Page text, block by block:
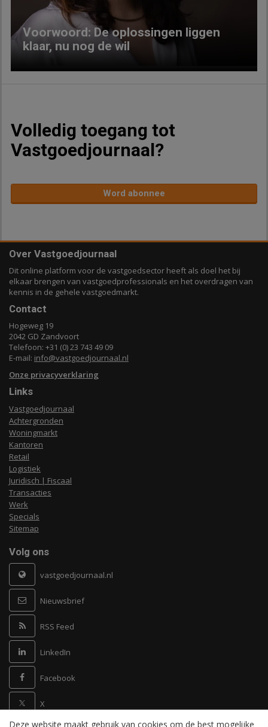
Voorwoord: De oplossingen liggen
klaar, nu nog de wil
Volledig toegang tot
Vastgoedjournaal?
Word abonnee
Over Vastgoedjournaal
Dit online platform voor de vastgoedsector heeft als doel het bij
elkaar brengen van vastgoedprofessionals en het overdragen van
kennis in de gehele vastgoedmarkt.
Contact
Hogeweg 19
2042 GD Zandvoort
Telefoon: +31 (0) 23 743 49 09
E-mail: info@vastgoedjournaal.nl
Onze privacyverklaring
Links
Vastgoedjournaal
Achtergronden
Woningmarkt
Kantoren
Retail
Logistiek
Juridisch | Fiscaal
Transacties
Werk
Specials
Sitemap
Volg ons
vastgoedjournaal.nl
Nieuwsbrief
RSS Feed
LinkedIn
Facebook
X
Deze website maakt gebruik van cookies om de best mogelijke